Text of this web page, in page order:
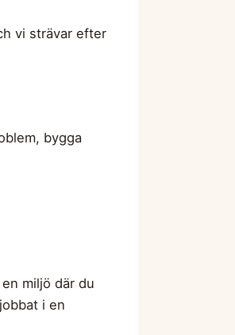
vi strävar efter
bygga
miljö där du
i en